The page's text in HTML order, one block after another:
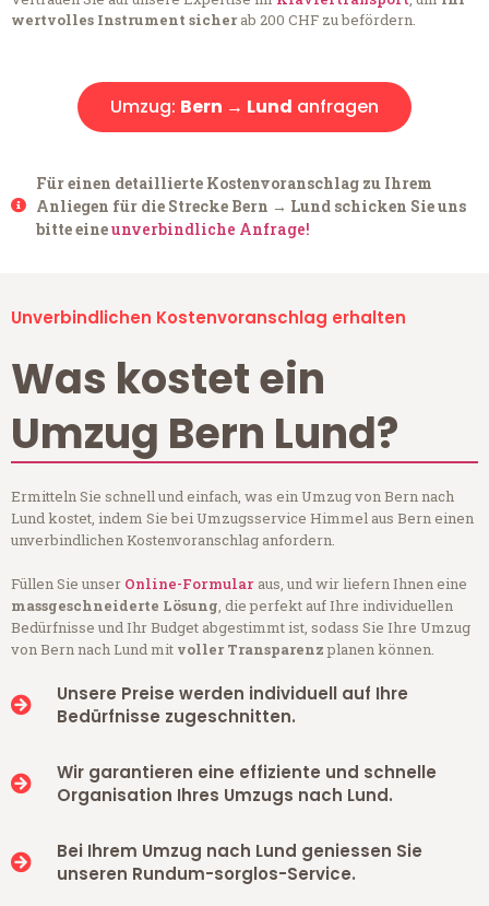
wertvolles Instrument sicherab 200 CHF zu befördern.
Umzug: Bern → Lund anfragen
Für einen detaillierte Kostenvoranschlag zu Ihrem
Anliegen für die Strecke Bern → Lund schicken Sie uns
bitte eineunverbindliche Anfrage!
Unverbindlichen Kostenvoranschlag erhalten
Was kostet ein
Umzug Bern Lund?
Ermitteln Sie schnell und einfach, was ein Umzug von Bern nach
Lund kostet, indem Sie bei Umzugsservice Himmel aus Bern einen
unverbindlichen Kostenvoranschlag anfordern.
Füllen Sie unser Online-Formular aus, und wir liefern Ihnen eine
massgeschneiderte Lösung, die perfekt auf Ihre individuellen
Bedürfnisse und Ihr Budget abgestimmt ist, sodass Sie Ihre Umzug
von Bern nach Lund mit voller Transparenzplanen können.
Unsere Preise werden individuell auf Ihre
Bedürfnisse zugeschnitten.
Wir garantieren eine effiziente und schnelle
Organisation Ihres Umzugs nach Lund.
Bei Ihrem Umzug nach Lund geniessen Sie
unseren Rundum-sorglos-Service.